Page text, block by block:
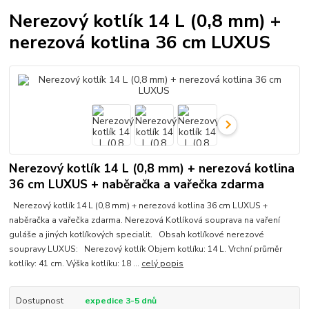
Nerezový kotlík 14 L (0,8 mm) +
nerezová kotlina 36 cm LUXUS
Nerezový kotlík 14 L (0,8 mm) + nerezová kotlina
36 cm LUXUS + naběračka a vařečka zdarma
Nerezový kotlík 14 L (0,8 mm) + nerezová kotlina 36 cm LUXUS +
naběračka a vařečka zdarma. Nerezová Kotlíková souprava na vaření
guláše a jiných kotlíkových specialit. Obsah kotlíkové nerezové
soupravy LUXUS: Nerezový kotlík Objem kotlíku: 14 L. Vrchní průměr
kotlíky: 41 cm. Výška kotlíku: 18 ... celý popis
Dostupnost
expedice 3-5 dnů